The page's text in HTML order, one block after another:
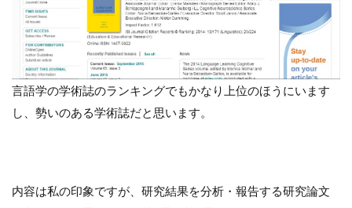
言語学の学術誌のランキングでもかなり上位のほうにいます
し、勢いのある学術誌だと思います。
内容は私の印象ですが、研究結果を分析・報告する研究論文